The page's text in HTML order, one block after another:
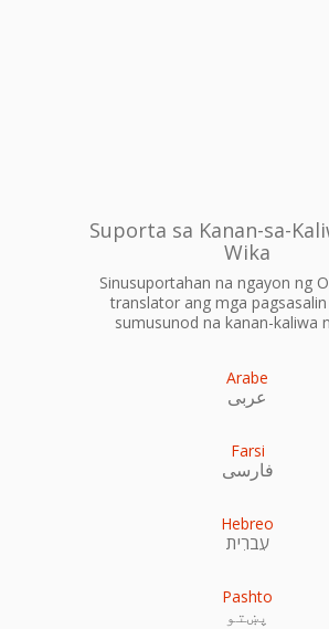
Suporta sa Kanan-sa-
Wika
Sinusuportahan na ngayon ng
translator ang mga
sumusunod na kanan-kaliwa
Arabe
عربى
Farsi
فارسی
Hebreo
עִברִית
Pashto
پښتو